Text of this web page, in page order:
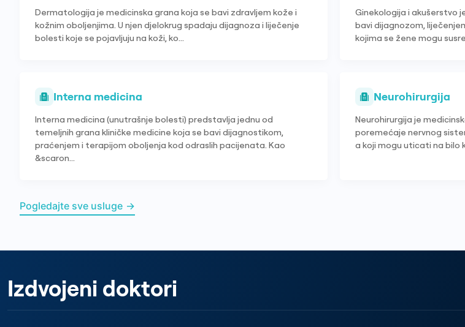
Dermatologija je medicinska grana koja se bavi zdravljem kože i
kožnim oboljenjima. U njen djelokrug spadaju dijagnoza i liječenje
bolesti koje se pojavljuju na koži, ko...
Ginekologija i akušerstvo
bavi dijagnozom,
kojima se žene mogu
Interna medicina
Interna medicina (unutrašnje bolesti) predstavlja jednu od
temeljnih grana kliničke medicine koja se bavi dijagnostikom,
praćenjem i terapijom oboljenja kod odraslih pacijenata. Kao
&scaron...
Neurohirurgija
Neurohirurgija je
poremećaje nervnog
a koji mogu uticati na bilo
Pogledajte sve usluge →
Izdvojeni doktori